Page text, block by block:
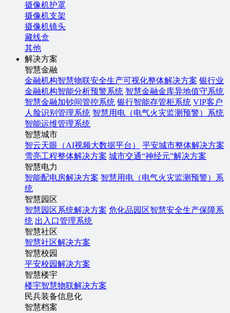
摄像机护罩
摄像机支架
摄像机镜头
藏线盒
其他
解决方案
智慧金融
金融机构智慧物联安全生产可视化整体解决方案 银行业
金融机构智能分析预警系统 智慧金融金库异地值守系统
智慧金融加钞间管控系统 银行智能存管柜系统 VIP客户
人脸识别管理系统 智慧用电（电气火灾监测预警）系统
智能运维管理系统
智慧城市
智云天眼（AI视频大数据平台）
平安城市整体解决方案
雪亮工程整体解决方案 城市交通“神经元”解决方案
智慧电力
智能配电房解决方案 智慧用电（电气火灾监测预警）系
统
智慧园区
智慧园区系统解决方案 危化品园区智慧安全生产保障系
统 出入口管理系统
智慧社区
智慧社区解决方案
智慧校园
平安校园解决方案
智慧楼宇
楼宇智慧物联解决方案
民兵装备信息化
智慧档案